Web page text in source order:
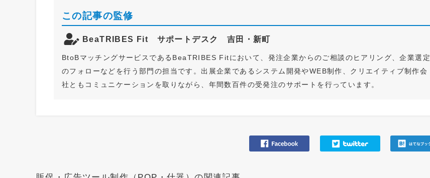
この記事の監修
BeaTRIBES Fit サポートデスク 吉田・新町
BtoBマッチングサービスであるBeaTRIBES Fitにおいて、発注企業からのご相談のヒアリング、企業選定
のフォローなどを行う部門の担当です。出展企業であるシステム開発やWEB制作、クリエイティブ制作会
社ともコミュニケーションを取りながら、年間数百件の受発注のサポートを行っています。